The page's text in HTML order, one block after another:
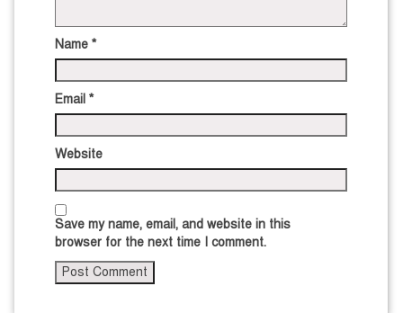
Name *
Email *
Website
Save my name, email, and website in this
browser for the next time I comment.